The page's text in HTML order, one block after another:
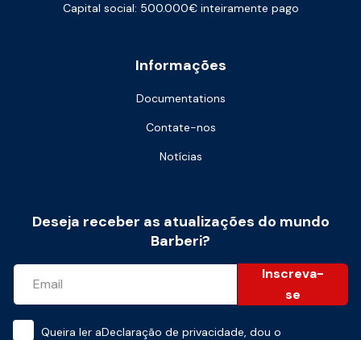
Informações
Documentations
Contate-nos
Notícias
Capital social: 500.000€ inteiramente pago
Deseja receber as atualizações do mundo
Barberi?
Inscreva-
se
Queira ler aDeclaração de privacidade, dou o